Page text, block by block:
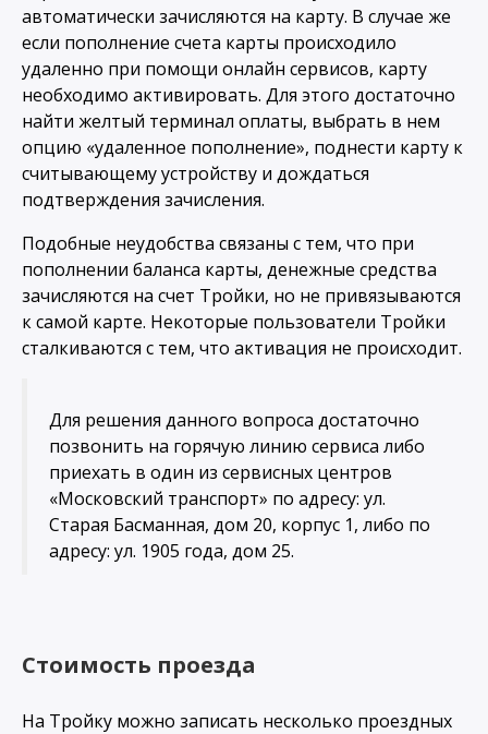
автоматически зачисляются на карту. В случае же
если пополнение счета карты происходило
удаленно при помощи онлайн сервисов, карту
необходимо активировать. Для этого достаточно
найти желтый терминал оплаты, выбрать в нем
опцию «удаленное пополнение», поднести карту к
считывающему устройству и дождаться
подтверждения зачисления.
Подобные неудобства связаны с тем, что при
пополнении баланса карты, денежные средства
зачисляются на счет Тройки, но не привязываются
к самой карте. Некоторые пользователи Тройки
сталкиваются с тем, что активация не происходит.
Для решения данного вопроса достаточно
позвонить на горячую линию сервиса либо
приехать в один из сервисных центров
«Московский транспорт» по адресу: ул.
Старая Басманная, дом 20, корпус 1, либо по
адресу: ул. 1905 года, дом 25.
Стоимость проезда
На Тройку можно записать несколько проездных